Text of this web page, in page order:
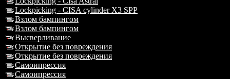
Lockpicking - CISA cylinder X3 SPP
Взлом бампингом
Взлом бампингом
Высверливание
Открытие без повреждения
Открытие без повреждения
Самоипрессия
Самоипрессия